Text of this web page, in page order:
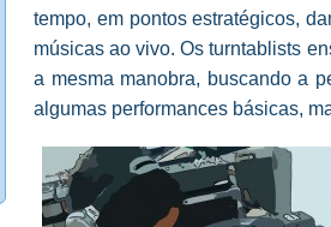
tempo, em pontos estratégicos,
músicas ao vivo. Os turntablists
a mesma manobra, buscando a
algumas performances básicas,